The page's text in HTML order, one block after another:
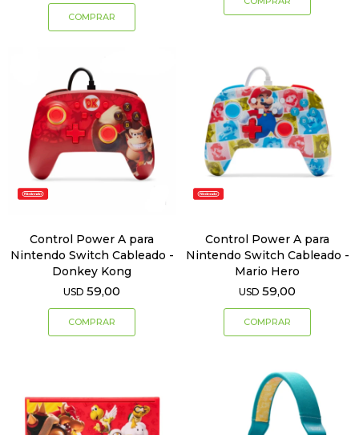
Control Power A para
Nintendo Switch Cableado -
Donkey Kong
USD 59,00
Control Power A para
Nintendo Switch Cableado -
Mario Hero
USD 59,00